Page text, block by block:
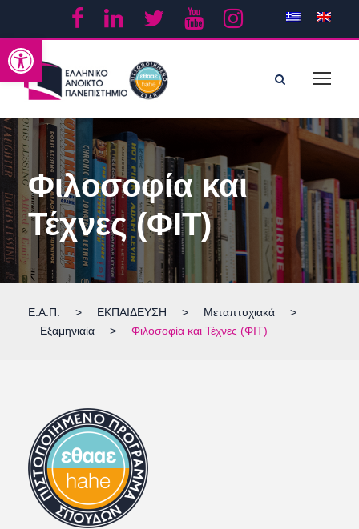
Ανοίξτε τη γραμμή εργαλείων
Φιλοσοφία και
Τέχνες (ΦΙΤ)
Ε.Α.Π. > ΕΚΠΑΙΔΕΥΣΗ > Μεταπτυχιακά
>
Εξαμηνιαία
> Φιλοσοφία και Τέχνες (ΦΙΤ)